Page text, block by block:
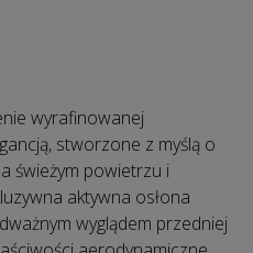
wyrafinowanej
stworzone z myślą o
świeżym powietrzu i
aktywna osłona
wyglądem przedniej